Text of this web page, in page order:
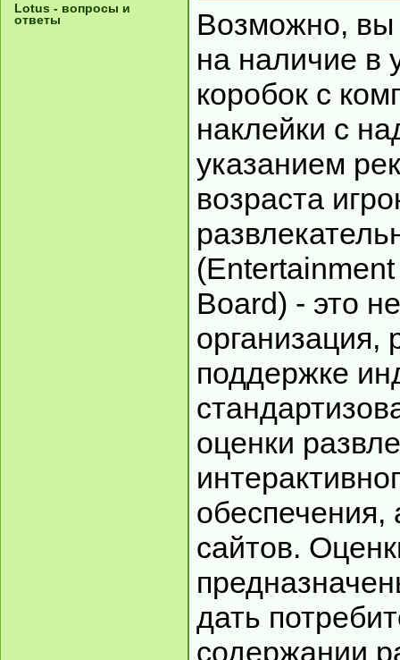
Lotus - вопросы и
ответы
Возможно,
на наличие в
коробок с
наклейки с
указанием
возраста
Board) - это
организация,
поддержке
оценки
сайтов.
дать
содержании